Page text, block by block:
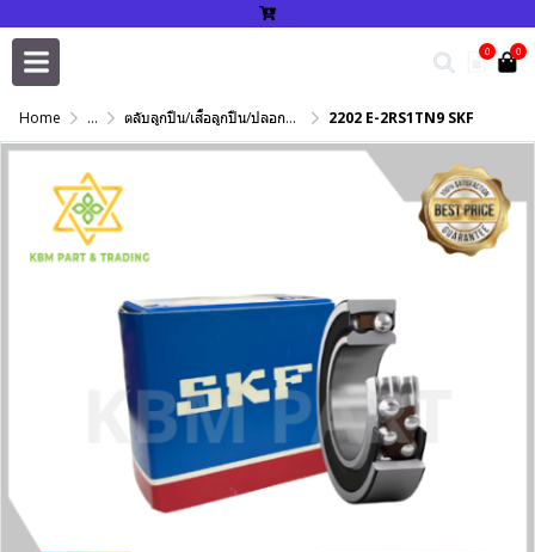
0 0
Home ... ตลับลูกปืน/เสื้อลูกปืน/ปลอกปรับเพลา/แหวนกำหนด/เพลาฮาร์ดโครม 2202 E-2RS1TN9 SKF